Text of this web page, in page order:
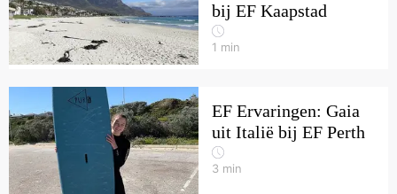
bij EF Kaapstad
1 min
EF Ervaringen: Gaia
uit Italië bij EF Perth
3 min